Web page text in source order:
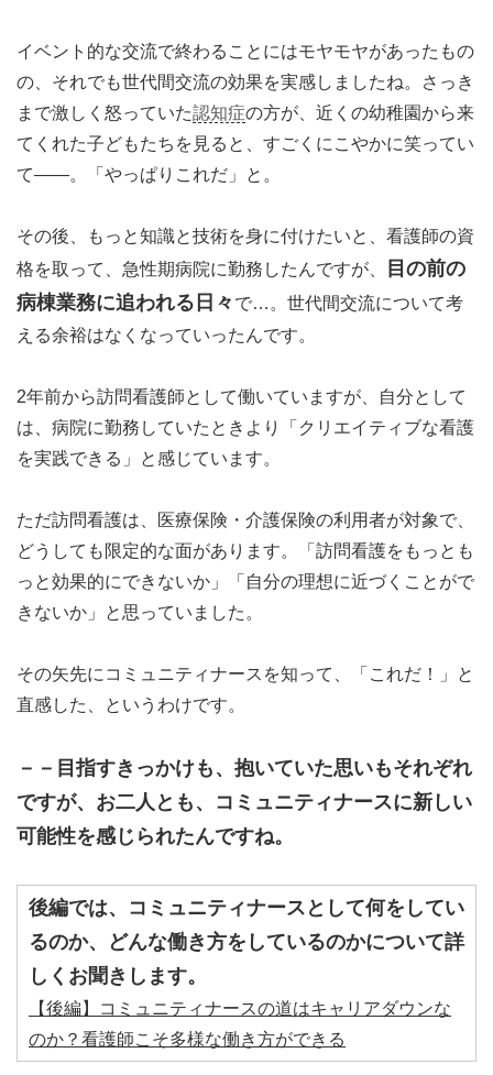
イベント的な交流で終わることにはモヤモヤがあったもの
の、それでも世代間交流の効果を実感しましたね。さっき
まで激しく怒っていた認知症の方が、近くの幼稚園から来
てくれた子どもたちを見ると、すごくにこやかに笑ってい
て――。「やっぱりこれだ」と。
その後、もっと知識と技術を身に付けたいと、看護師の資
格を取って、急性期病院に勤務したんですが、
目の前の
病棟業務に追われる日々 で…。世代間交流について考
える余裕はなくなっていったんです。
2年前から訪問看護師として働いていますが、自分として
は、病院に勤務していたときより「クリエイティブな看護
を実践できる」と感じています。
ただ訪問看護は、医療保険・介護保険の利用者が対象で、
どうしても限定的な面があります。「訪問看護をもっとも
っと効果的にできないか」「自分の理想に近づくことがで
きないか」と思っていました。
その矢先にコミュニティナースを知って、「これだ！」と
直感した、というわけです。
－－目指すきっかけも、抱いていた思いもそれぞれ
ですが、お二人とも、コミュニティナースに新しい
可能性を感じられたんですね。
後編では、コミュニティナースとして何をしてい
るのか、どんな働き方をしているのかについて詳
しくお聞きします。
【後編】コミュニティナースの道はキャリアダウンな
のか？看護師こそ多様な働き方ができる